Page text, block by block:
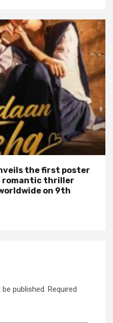
the first poster
romantic thriller
on 9th
published. Required